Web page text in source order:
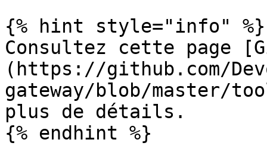
{% hint style="info" %}
Consultez cette page
(https://github.com/
gateway/blob/master/
plus de détails.
{% endhint %}